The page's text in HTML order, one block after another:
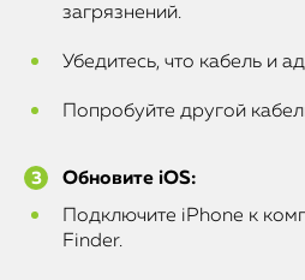
загрязнений.
Убедитесь, что кабель и
Попробуйте другой
Обновите iOS:
Подключите iPhone к
Finder.